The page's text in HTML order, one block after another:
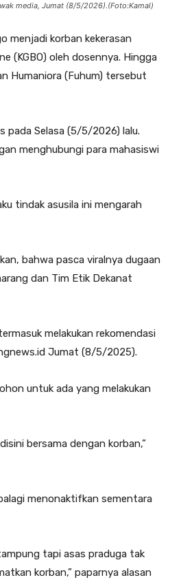
media, Jumat (8/5/2026).(Foto:Kamal)
menjadi korban kekerasan
(KGBO) oleh dosennya. Hingga
Humaniora (Fuhum) tersebut
pada Selasa (5/5/2026) lalu.
menghubungi para mahasiswi
tindak asusila ini mengarah
bahwa pasca viralnya dugaan
dan Tim Etik Dekanat
melakukan rekomendasi
Jumat (8/5/2025).
untuk ada yang melakukan
bersama dengan korban,”
menonaktifkan sementara
tapi asas praduga tak
korban,” paparnya alasan